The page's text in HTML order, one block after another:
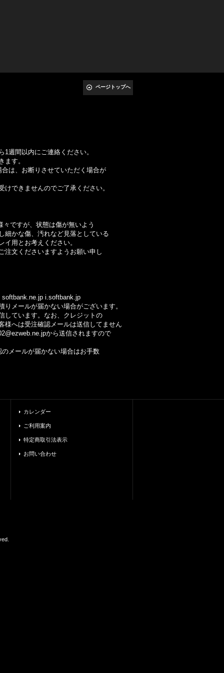
ページトップへ
週間以内にご連絡ください。
す。
、お断りさせていただく場合が
きませんのでご了承ください。
ですが、状態は傷が無いよう
かな傷、汚れなど見落としている
用とお考えください。
文くださいますようお願い申し
i.softbank.jp
ールが届かない場合がございます。
ています。なお、クレジットの
へは受注確認メールは送信してません
から送信されますので
ールが届かない場合はお手数
カレンダー
ご利用案内
特定商取引法表示
お問い合わせ